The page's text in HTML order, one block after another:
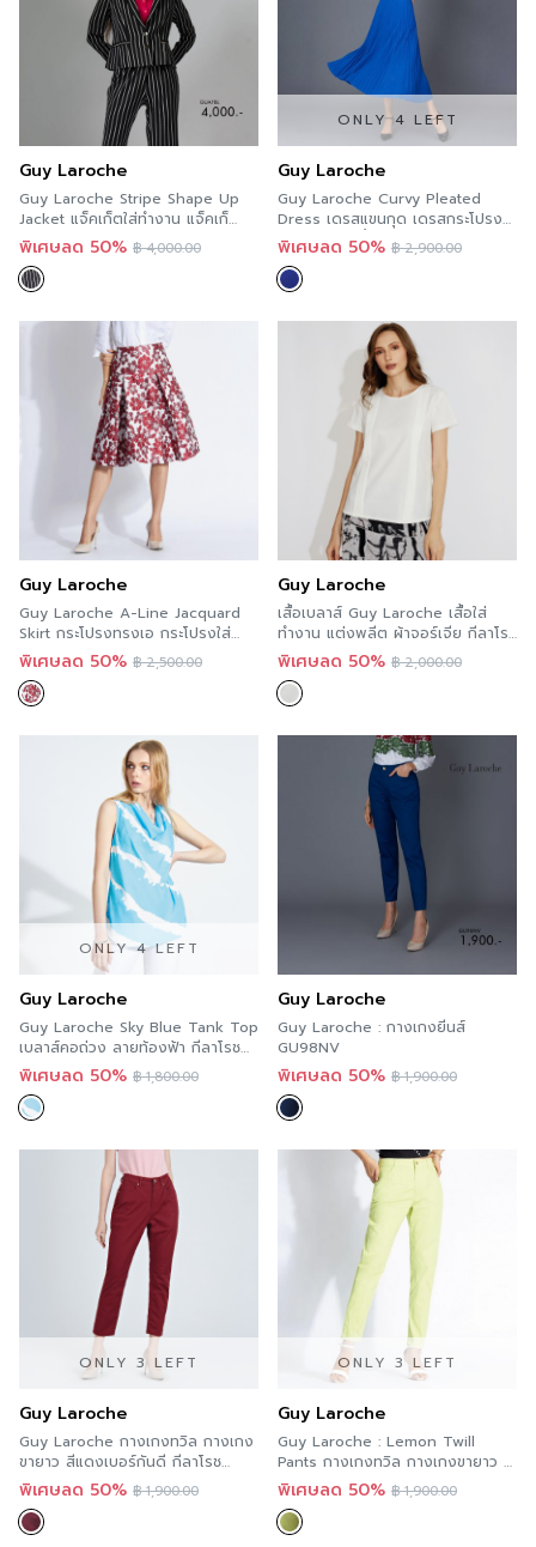
Guy Laroche
Guy Laroche Stripe Shape Up
Jacket แจ็คเก็ตใส่ทำงาน แจ็คเก็
ตลายทาง ปรับหุ่นสวย กีลาโรช
GUAFBL
พิเศษลด 50% ฿4,000.00
ONLY 4 LEFT
Guy Laroche
Guy Laroche Curvy Pleated
Dress เดรสแขนกุด เดรสกระโปรง
พลีต เดรสสีน้ำเงิน กีลาโรช
GUA9NV
พิเศษลด 50% ฿2,900.00
Guy Laroche
Guy Laroche A-Line Jacquard
Skirt กระโปรงทรงเอ กระโปรงใส่
ทำงาน ผ้าแจ๊คการ์ด ลายดอก สีแดง
กีลาโรช GUA5RE
พิเศษลด 50% ฿2,500.00
Guy Laroche
เสื้อเบลาส์ Guy Laroche เสื้อใส่
ทำงาน แต่งพลีต ผ้าจอร์เจีย กีลาโรช
GU9LWH
พิเศษลด 50% ฿2,000.00
ONLY 4 LEFT
Guy Laroche
Guy Laroche Sky Blue Tank Top
เบลาส์คอถ่วง ลายท้องฟ้า กีลาโรช
GU9JBU
พิเศษลด 50% ฿1,800.00
Guy Laroche
Guy Laroche : กางเกงยีนส์
GU98NV
พิเศษลด 50% ฿1,900.00
ONLY 3 LEFT
Guy Laroche
Guy Laroche กางเกงทวิล กางเกง
ขายาว สีแดงเบอร์กันดี กีลาโรช
GU98MR
พิเศษลด 50% ฿1,900.00
ONLY 3 LEFT
Guy Laroche
Guy Laroche : Lemon Twill
Pants กางเกงทวิล กางเกงขายาว สี
เลมอน GU98GR
พิเศษลด 50% ฿1,900.00